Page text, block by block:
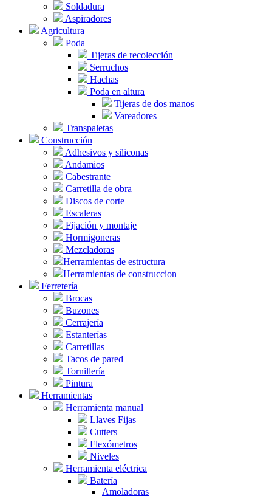
Soldadura
Aspiradores
Agricultura
Poda
Tijeras de recolección
Serruchos
Hachas
Poda en altura
Tijeras de dos manos
Vareadores
Transpaletas
Construcción
Adhesivos y siliconas
Andamios
Cabestrante
Carretilla de obra
Discos de corte
Escaleras
Fijación y montaje
Hormigoneras
Mezcladoras
Herramientas de estructura
Herramientas de construccion
Ferretería
Brocas
Buzones
Cerrajería
Estanterías
Carretillas
Tacos de pared
Tornillería
Pintura
Herramientas
Herramienta manual
Llaves Fijas
Cutters
Flexómetros
Niveles
Herramienta eléctrica
Batería
Amoladoras